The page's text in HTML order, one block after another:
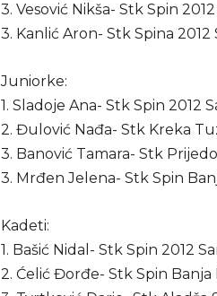
3. Vesović Nikša- Stk Spin
3. Kanlić Aron- Stk Spina 2012
Juniorke:
1. Sladoje Ana- Stk Spin 2012
2. Đulović Nađa- Stk Kreka
3. Banović Tamara- Stk
3. Mrđen Jelena- Stk Spin
Kadeti:
1. Bašić Nidal- Stk Spin 2012
2. Ćelić Đorđe- Stk Spin Banja